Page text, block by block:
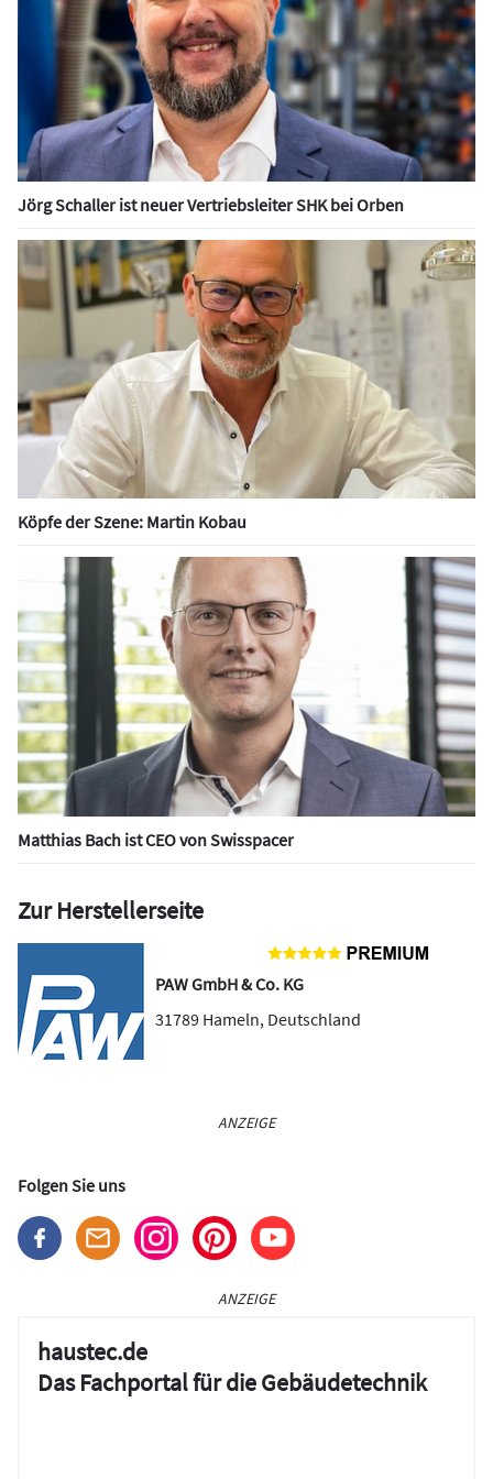
Jörg Schaller ist neuer Vertriebsleiter SHK bei Orben
Köpfe der Szene: Martin Kobau
Matthias Bach ist CEO von Swisspacer
Zur Herstellerseite
PAW GmbH & Co. KG
31789 Hameln, Deutschland
ANZEIGE
Folgen Sie uns
ANZEIGE
haustec.de
Das Fachportal für die Gebäudetechnik